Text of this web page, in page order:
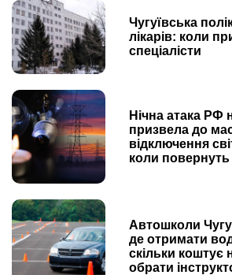
Чугуївська
лікарів: коли
спеціалісти
Нічна атака РФ
призвела до
відключення
коли повернуть
Автошколи
де отримати
скільки коштує
обрати